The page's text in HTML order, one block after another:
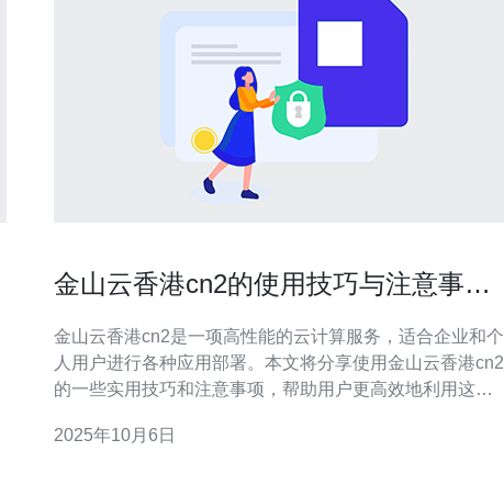
金山云香港cn2的使用技巧与注意事项
金山云香港cn2是一项高性能的云计算服务，适合企业和个
人用户进行各种应用部署。本文将分享使用金山云香港cn2
的一些实用技巧和注意事项，帮助用户更高效地利用这项
云香港cn2拥有多个显著优势，使其成为众多用户的优选。
2025年10月6日